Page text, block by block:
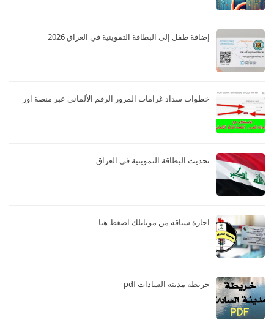
إضافة طفل إلى البطاقة التموينية في العراق 2026
خطوات سداد غرامات المرور الرقم الألماني عبر منصة اور
تحديث البطاقة التموينية في العراق
اجازة سياقه من موبايلك اضغط هنا
خريطة مدينة السادات pdf